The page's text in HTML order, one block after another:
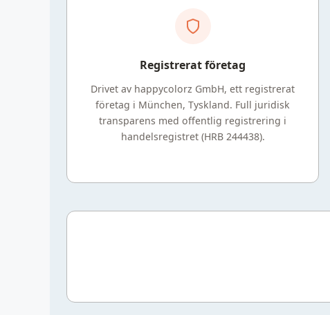
Registrerat företag
Drivet av happycolorz GmbH, ett registrerat
företag i München, Tyskland. Full juridisk
transparens med offentlig registrering i
handelsregistret (HRB 244438).